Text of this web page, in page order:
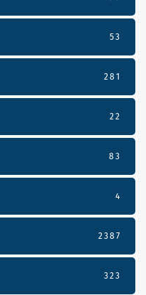
53
281
22
83
4
2387
323